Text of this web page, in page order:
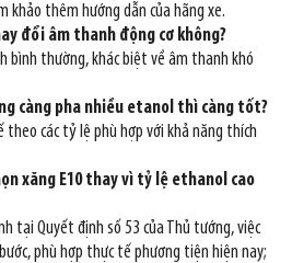
khảo thêm hướng dẫn của hãng xe.
đổi âm thanh động cơ không?
bình thường, khác biệt về âm thanh khó
càng pha nhiều etanol thì càng tốt?
theo các tỷ lệ phù hợp với khả năng thích
xăng E10 thay vì tỷ lệ ethanol cao
tại Quyết định số 53 của Thủ tướng, việc
phù hợp thực tế phương tiện hiện nay;